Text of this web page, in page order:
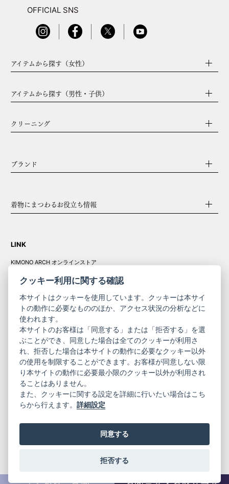
OFFICIAL SNS
アイテムから探す（女性）
アイテムから探す（男性・子供）
クリーニング
ブランド
着物にまつわるお役立ち情報
LINK
KIMONO ARCH オンラインストア
コーポレート
サイト
きものやまと振
袖
サイト
ニュースレター
ご利用案内
お問い合わせ
プライバシーポリシー
特定商取引法に基づく表記
ご利用規約
© 2019 YAMATO CO, LTD.
クッキー利用に関する確認
本サイトはクッキーを使用しています。クッキーは本サイ
トの動作に必要なもののほか、アクセス状況の分析などに
使われます。
本サイトのお客様は「同意する」または「拒否する」を選
ぶことができ、同意した場合は全てのクッキーが利用さ
れ、拒否した場合は本サイトの動作に必要なクッキー以外
の使用を制限することができます。お客様が同意しない限
り本サイトの動作に必要最小限のクッキー以外が利用され
ることはありません。
また、クッキーに関する設定を詳細に行いたい場合はこち
らから行えます。詳細設定
同意する
拒否する